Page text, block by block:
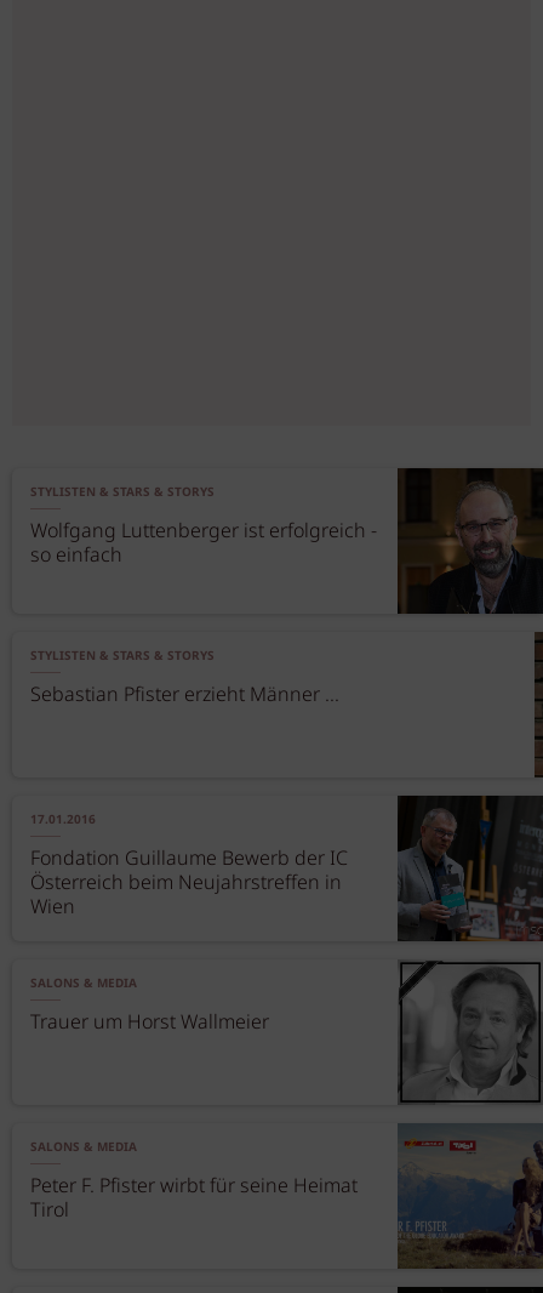
STYLISTEN & STARS & STORYS
Wolfgang Luttenberger ist erfolgreich -
so einfach
STYLISTEN & STARS & STORYS
Sebastian Pfister erzieht Männer ...
17.01.2016
Fondation Guillaume Bewerb der IC
Österreich beim Neujahrstreffen in
Wien
SALONS & MEDIA
Trauer um Horst Wallmeier
SALONS & MEDIA
Peter F. Pfister wirbt für seine Heimat
Tirol